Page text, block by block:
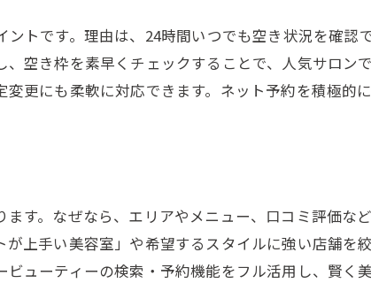
で注目される理由
におすすめのサービス
知っておきたいポイント
美容室の探し方
ける方法
美容室の選び方
の見極めポイント
トです。理由は、24時間いつでも空き状況を確認
空き枠を素早くチェックすることで、人気サロン
更にも柔軟に対応できます。ネット予約を積極的
す。なぜなら、エリアやメニュー、口コミ評価な
上手い美容室」や希望するスタイルに強い店舗を
ューティーの検索・予約機能をフル活用し、賢く